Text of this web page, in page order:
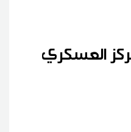
العسكري